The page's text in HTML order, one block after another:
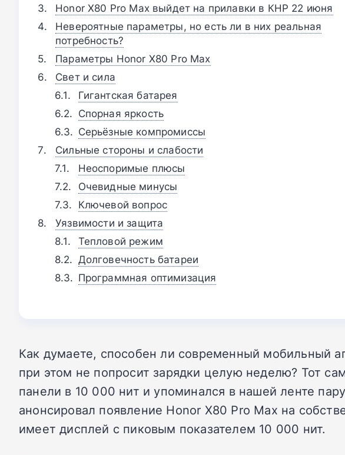
Honor X80 Pro Max выйдет на прилавки в КНР 22 июня
Невероятные параметры, но есть ли в них реальная
потребность?
Параметры Honor X80 Pro Max
Свет и сила
Гигантская батарея
Спорная яркость
Серьёзные компромиссы
Сильные стороны и слабости
Неоспоримые плюсы
Очевидные минусы
Ключевой вопрос
Уязвимости и защита
Тепловой режим
Долговечность батареи
Программная оптимизация
Как думаете, способен ли современный мобильный
при этом не попросит зарядки целую неделю? Тот
панели в 10 000 нит и упоминался в нашей ленте
анонсировал появление Honor X80 Pro Max на
имеет дисплей с пиковым показателем 10 000 нит.